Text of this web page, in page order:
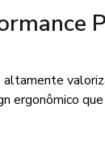
altamente
ergonômico